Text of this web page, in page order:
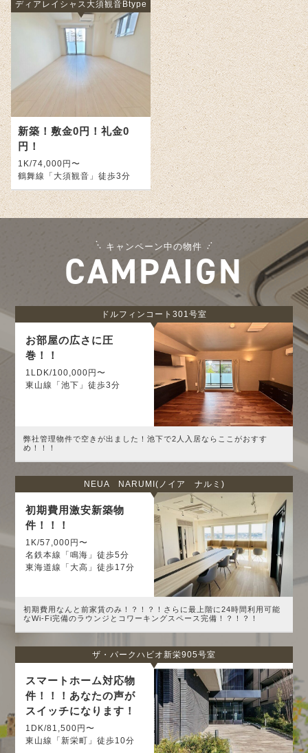
ディアレイシャス大須観音Btype
新築！敷金0円！礼金0
円！
1K/74,000円〜
鶴舞線「大須観音」徒歩3分
キャンペーン中の物件
CAMPAIGN
ドルフィンコート301号室
お部屋の広さに圧
巻！！
1LDK/100,000円〜
東山線「池下」徒歩3分
弊社管理物件で空きが出ました！池下で2人入居ならここがおすす
め！！！
NEUA NARUMI(ノイア ナルミ)
初期費用激安新築物
件！！！
1K/57,000円〜
名鉄本線「鳴海」徒歩5分
東海道線「大高」徒歩17分
初期費用なんと前家賃のみ！？！？！さらに最上階に24時間利用可能
なWi-Fi完備のラウンジとコワーキングスペース完備！？！？！
ザ・パークハビオ新栄905号室
スマートホーム対応物
件！！！あなたの声が
スイッチになります！
1DK/81,500円〜
東山線「新栄町」徒歩10分